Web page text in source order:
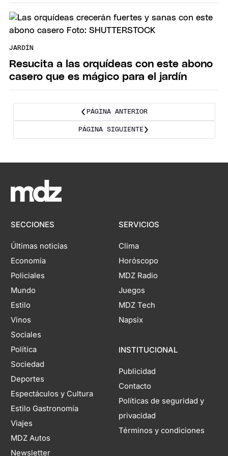
JARDÍN
Resucita a las orquídeas con este abono
casero que es mágico para el jardín
PÁGINA ANTERIOR
PÁGINA SIGUIENTE
SECCIONES
Últimas noticias
Economía
Policiales
Mundo
Estilo
Vinos
Sociales
Política
Sociedad
Deportes
Espectáculos y Cultura
Estilo Gastronomía
Viajes
MDZ Autos
Newsletter
SERVICIOS
Clima
Horóscopo
MDZ Radio
Juegos
MDZ Tech
Napsix
INSTITUCIONAL
Publicidad
Contacto
Políticas de seguridad y
privacidad
Términos y condiciones